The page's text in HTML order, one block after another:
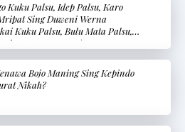
Kuku Palsu, Idep Palsu, Karo
Sing Duweni Werna
Kuku Palsu, Bulu Mata Palsu,
Mata Berwarna)
Bojo Maning Sing Kepindo
Nikah?